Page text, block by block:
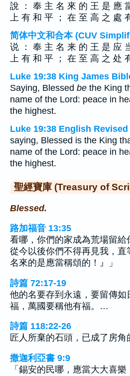
說 ： 奉 主 名 來 的 王 是 應
上 有 和 平 ； 在 至 高 之 處
简体中文和合本 (CUV
说 ： 奉 主 名 来 的 王 是 应
上 有 和 平 ； 在 至 高 之 处
Luke 19:38 King James
Saying, Blessed be the King
name of the Lord: peace in
the highest.
Luke 19:38 English
saying, Blessed is the King
name of the Lord: peace in
the highest.
聖經寶庫 (Treasury of
Blessed.
路加福音 13:35
看哪，你們的家成為荒場留給
從今以後你們不得再見我，直
名來的是應當稱頌的！』」
詩篇 72:17-19
他的名要存到永遠，要留傳
福，萬國要稱他有福。…
詩篇 118:22-26
匠人所棄的石頭，已成了房
撒迦利亞書 9:9
「錫安的民哪，應當大大喜樂